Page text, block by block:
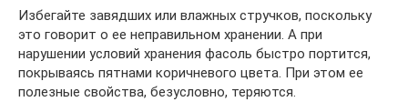
Избегайте завядших или влажных стручков, поскольку
это говорит о ее неправильном хранении. А при
нарушении условий хранения фасоль быстро портится,
покрываясь пятнами коричневого цвета. При этом ее
полезные свойства, безусловно, теряются.